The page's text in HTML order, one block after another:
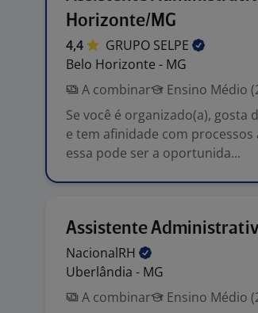
Horizonte/MG
4,4 GRUPO SELPE
Belo Horizonte - MG
A combinar
Ensino Médio
Se você é organizado(a),
e tem afinidade com
essa pode ser a oportunida...
Assistente
NacionalRH
Uberlândia - MG
A combinar
Ensino Médio